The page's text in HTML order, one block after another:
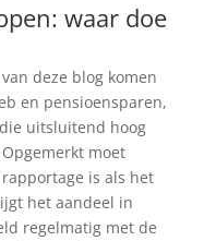
waar doe
deze blog komen
en pensioensparen,
uitsluitend hoog
moet
is als het
het aandeel in
regelmatig met de